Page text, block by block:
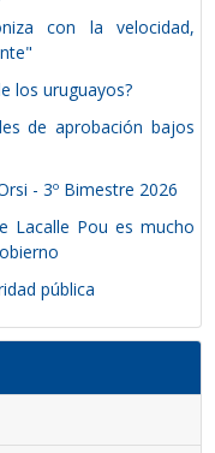
con la velocidad,
los uruguayos?
de aprobación bajos
- 3º Bimestre 2026
Lacalle Pou es mucho
pública